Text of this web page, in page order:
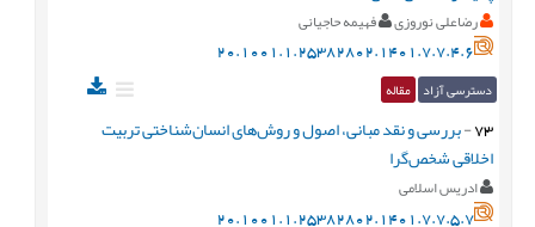
رضاعلی نوروزی فهیمه حاجیانی
20.1001.1.25382802.1401.7.7.4.6
دسترسی آزاد مقاله
73
-بررسی و نقد مبانی، اصول و روش‌های انسان‌شناختی تربیت
اخلاقی شخص‌گرا
ادریس اسلامی
20.1001.1.25382802.1401.7.7.5.7